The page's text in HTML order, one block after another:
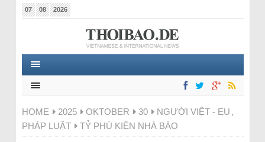
07 08 2026
HOME 2025 OKTOBER 30 NGƯỜI VIỆT - EU ,
PHÁP LUẬT
TỶ PHÚ KIỆN NHÀ BÁO